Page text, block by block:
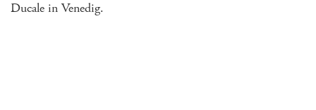
Ducale in Venedig.